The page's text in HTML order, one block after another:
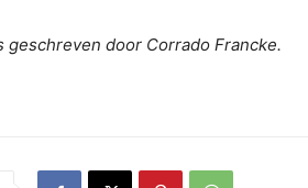
geschreven door Corrado Francke.